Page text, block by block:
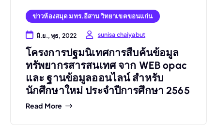
ข่าวห้องสมุด มทร.อีสาน วิทยาเขตขอนแก่น
มิ.ย., พุธ, 2022 sunisa chaiyabut
โครงการปฐมนิเทศการสืบค้นข้อมูล
ทรัพยากรสารสนเทศ จาก WEB opac
และ ฐานข้อมูลออนไลน์ สำหรับ
นักศึกษาใหม่ ประจำปีการศึกษา 2565
Read More